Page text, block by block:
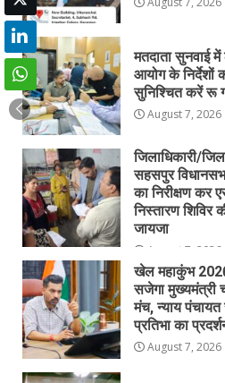
मतदाता सुनवाई में
आयोग के निर्देशों
सुनिश्चित करें रू
August 7, 2026
जिलाधिकारी/
सहसपुर
का निरीक्षण कर
निस्तारण शिविर
जायजा
August 7, 2026
खेल महाकुंभ
सजेगा मुख्यमंत्री
मंच, न्याय पंचायत
प्रतिभा का
August 7, 2026